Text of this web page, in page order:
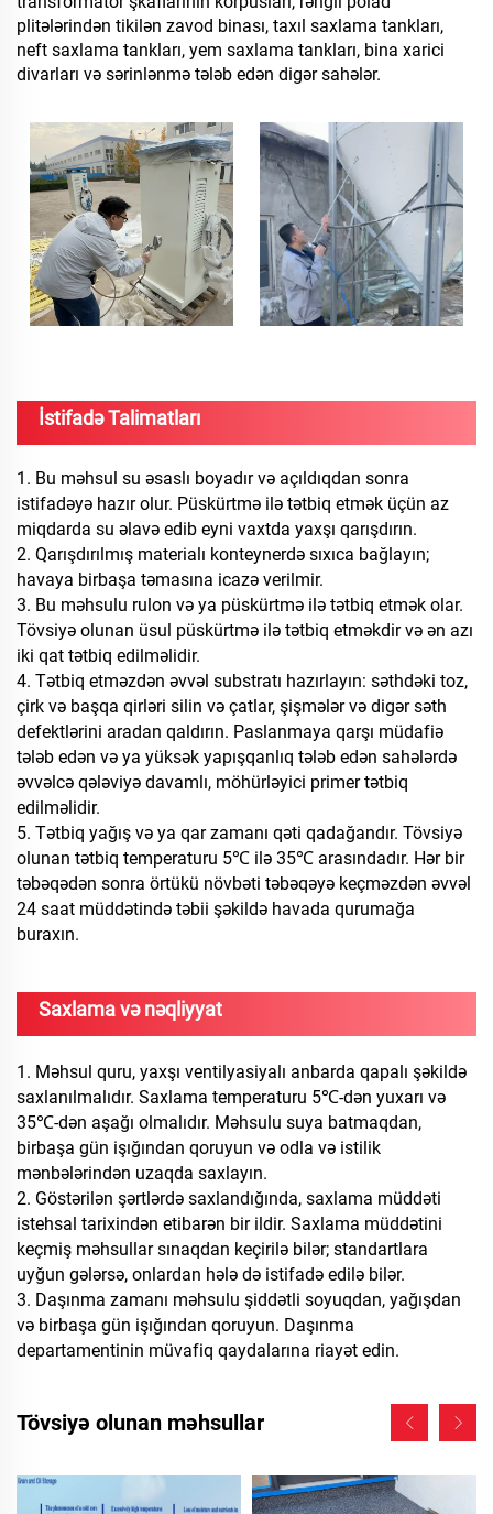
plitələrindən tikilən zavod binası, taxıl saxlama tankları,
neft saxlama tankları, yem saxlama tankları, bina xarici
divarları və sərinlənmə tələb edən digər sahələr.
İstifadə Talimatları
1. Bu məhsul su əsaslı boyadır və açıldıqdan sonra
istifadəyə hazır olur. Püskürtmə ilə tətbiq etmək üçün az
miqdarda su əlavə edib eyni vaxtda yaxşı qarışdırın.
2. Qarışdırılmış materialı konteynerdə sıxıca bağlayın;
havaya birbaşa təmasına icazə verilmir.
3. Bu məhsulu rulon və ya püskürtmə ilə tətbiq etmək olar.
Tövsiyə olunan üsul püskürtmə ilə tətbiq etməkdir və ən azı
iki qat tətbiq edilməlidir.
4. Tətbiq etməzdən əvvəl substratı hazırlayın: səthdəki toz,
çirk və başqa qirləri silin və çatlar, şişmələr və digər səth
defektlərini aradan qaldırın. Paslanmaya qarşı müdafiə
tələb edən və ya yüksək yapışqanlıq tələb edən sahələrdə
əvvəlcə qələviyə davamlı, möhürləyici primer tətbiq
edilməlidir.
5. Tətbiq yağış və ya qar zamanı qəti qadağandır. Tövsiyə
olunan tətbiq temperaturu 5℃ ilə 35℃ arasındadır. Hər bir
təbəqədən sonra örtükü növbəti təbəqəyə keçməzdən əvvəl
24 saat müddətində təbii şəkildə havada qurumağa
buraxın.
Saxlama və nəqliyyat
1. Məhsul quru, yaxşı ventilyasiyalı anbarda qapalı şəkildə
saxlanılmalıdır. Saxlama temperaturu 5℃-dən yuxarı və
35℃-dən aşağı olmalıdır. Məhsulu suya batmaqdan,
birbaşa gün işığından qoruyun və odla və istilik
mənbələrindən uzaqda saxlayın.
2. Göstərilən şərtlərdə saxlandığında, saxlama müddəti
istehsal tarixindən etibarən bir ildir. Saxlama müddətini
keçmiş məhsullar sınaqdan keçirilə bilər; standartlara
uyğun gələrsə, onlardan hələ də istifadə edilə bilər.
3. Daşınma zamanı məhsulu şiddətli soyuqdan, yağışdan
və birbaşa gün işığından qoruyun. Daşınma
departamentinin müvafiq qaydalarına riayət edin.
Tövsiyə olunan məhsullar